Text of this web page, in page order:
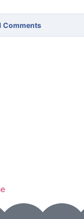
Comments